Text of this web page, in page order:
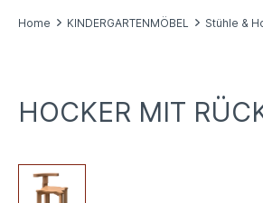
Home KINDERGARTENMÖBEL Stühle &
HOCKER MIT